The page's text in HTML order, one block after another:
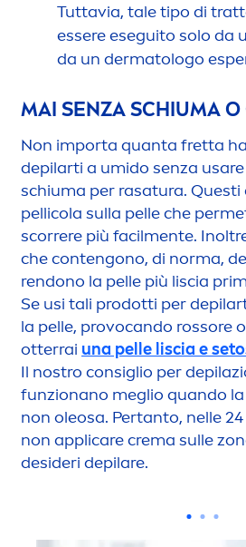
Tuttavia, tale tipo di
essere eseguito solo da
da un dermatologo
MAI SENZA SCHIUMA O
Non importa quanta fretta
depilarti a umido senza
schiuma per rasatura. Questi
pellicola sulla pelle che
scorrere più facilmente.
che contengono, di norma,
rendono la pelle più liscia
Se usi tali prodotti per
la pelle, provocando rossore
otterrai una pelle liscia e
Il nostro consiglio per
funzionano meglio quando
non oleosa. Pertanto, nelle
non applicarecrema sulle
desideri depilare.